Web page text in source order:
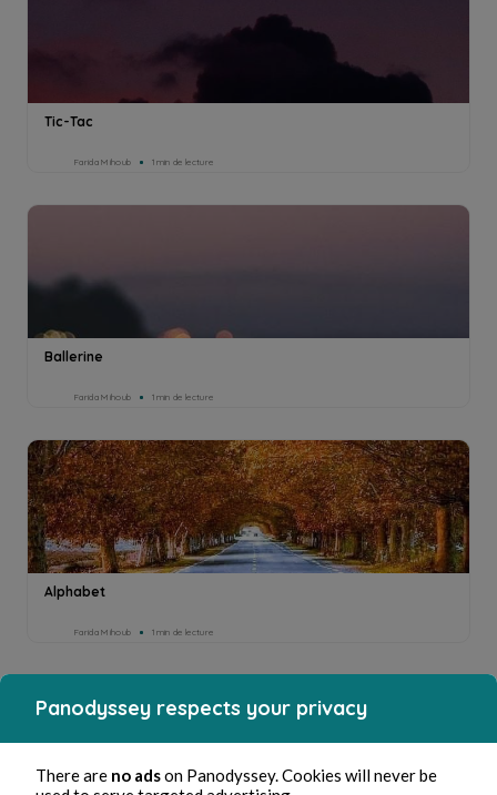
Tic-Tac
Farida Mihoub 1min de lecture
Ballerine
Farida Mihoub 1min de lecture
Alphabet
Farida Mihoub 1min de lecture
Panodyssey respects your privacy
There are no adson Panodyssey. Cookies will never be